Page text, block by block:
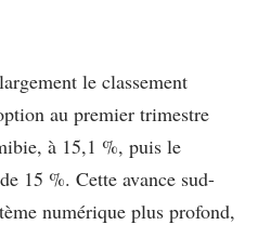
le classement
au premier trimestre
à 15,1 %, puis le
15 %. Cette avance sud-
numérique plus profond,